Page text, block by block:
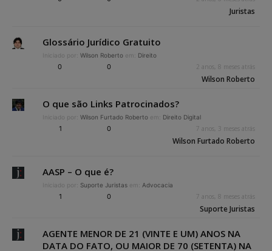
Juristas
Glossário Jurídico Gratuito
Iniciado por: Wilson Roberto em: Direito
0 0 2 anos, 8 meses atrás
Wilson Roberto
O que são Links Patrocinados?
Iniciado por: Wilson Furtado Roberto em: Direito Digital
1 0 7 anos, 3 meses atrás
Wilson Furtado Roberto
AASP – O que é?
Iniciado por: Suporte Juristas em: Advocacia
1 0 7 anos, 8 meses atrás
Suporte Juristas
AGENTE MENOR DE 21 (VINTE E UM) ANOS NA
DATA DO FATO, OU MAIOR DE 70 (SETENTA) NA